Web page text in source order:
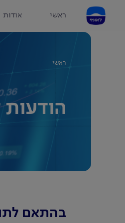
ראשי אודות
ראשי
הודעות
בהתאם